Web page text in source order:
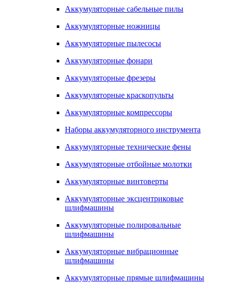
Аккумуляторные сабельные пилы
Аккумуляторные ножницы
Аккумуляторные пылесосы
Аккумуляторные фонари
Аккумуляторные фрезеры
Аккумуляторные краскопульты
Аккумуляторные компрессоры
Наборы аккумуляторного инструмента
Аккумуляторные технические фены
Аккумуляторные отбойные молотки
Аккумуляторные винтоверты
Аккумуляторные эксцентриковые
шлифмашины
Аккумуляторные полировальные
шлифмашины
Аккумуляторные вибрационные
шлифмашины
Аккумуляторные прямые шлифмашины